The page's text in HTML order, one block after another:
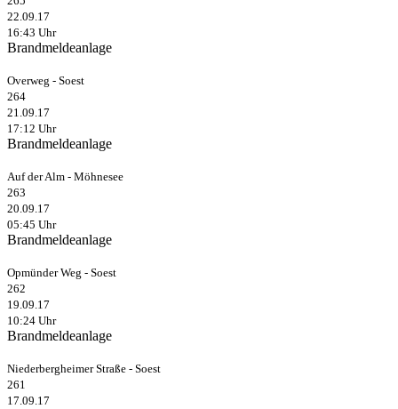
22.09.17
16:43 Uhr
Brandmeldeanlage
Overweg - Soest
264
21.09.17
17:12 Uhr
Brandmeldeanlage
Auf der Alm - Möhnesee
263
20.09.17
05:45 Uhr
Brandmeldeanlage
Opmünder Weg - Soest
262
19.09.17
10:24 Uhr
Brandmeldeanlage
Niederbergheimer Straße - Soest
261
17.09.17